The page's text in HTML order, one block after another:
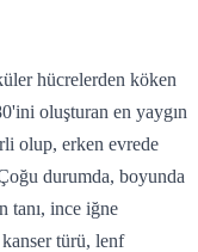
hücrelerden köken
oluşturan en yaygın
olup, erken evrede
durumda, boyunda
tanı, ince iğne
türü, lenf